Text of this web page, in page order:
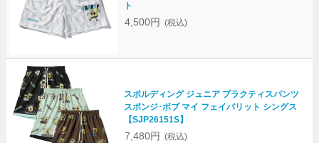
ト
4,500円 (税込)
スポルディング ジュニア プラクティスパンツ
スポンジ･ボブ マイ フェイバリット シングス
【SJP26151S】
7,480円 (税込)